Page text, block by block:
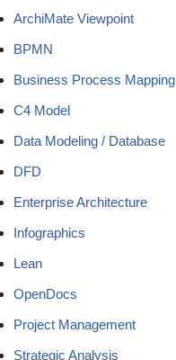
ArchiMate Viewpoint
BPMN
Business Process Mapping
C4 Model
Data Modeling / Database
DFD
Enterprise Architecture
Infographics
Lean
OpenDocs
Project Management
Strategic Analysis